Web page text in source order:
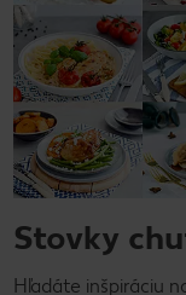
Stovky
Hľadáte inšpiráciu